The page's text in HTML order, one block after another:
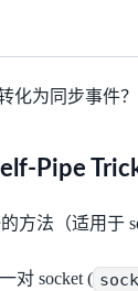
化为同步事件
Pipe
方法（适用于
对 socket (